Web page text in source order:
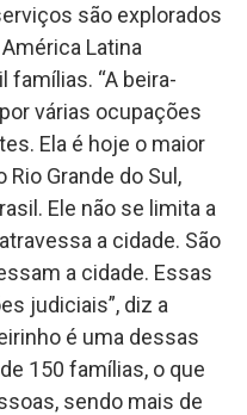
são explorados
Latina
famílias. “A beira-
várias ocupações
Ela é hoje o maior
Grande do Sul,
Ele não se limita a
a cidade. São
a cidade. Essas
judiciais”, diz a
é uma dessas
150 famílias, o que
sendo mais de